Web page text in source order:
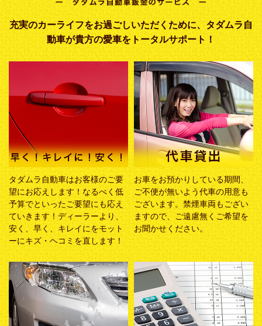
充実のカーライフをお過ごしいただくために、タダムラ自
動車が貴方の愛車をトータルサポート！
タダムラ自動車はお客様のご要
望にお応えします！なるべく低
予算でといったご要望にも応え
ていきます！ディーラーより、
安く、早く、キレイにをモット
ーにキズ・ヘコミを直します！
お車をお預かりしている期間、
ご不便が無いよう代車の用意も
ございます。禁煙車両もござい
ますので、ご遠慮無くご希望を
お聞かせください。